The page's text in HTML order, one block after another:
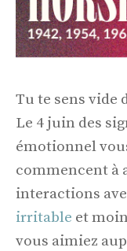
Tu te sens vide
Le 4 juin des
émotionnel
commencent à
interactions
irritable et
vous aimiez